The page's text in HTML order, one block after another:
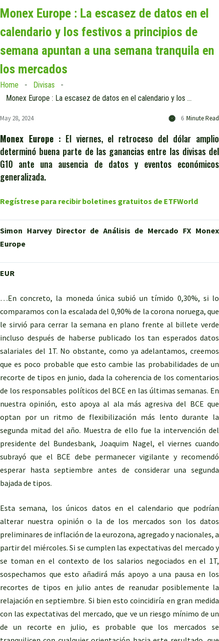
Monex Europe : La escasez de datos en el
calendario y los festivos a principios de
semana apuntan a una semana tranquila en
los mercados
Home
Divisas
Monex Europe : La escasez de datos en el calendario y los festivos a principios de semana apuntan a una semana tranquila en los mercados
May 28, 2024 6 Minute Read
Monex Europe : El viernes, el retroceso del dólar amplio
determinó buena parte de las ganancias entre las divisas del
G10 ante una ausencia de datos y eventos económicos
generalizada.
Regístrese para recibir boletines gratuitos de ETFWorld
Simon Harvey Director de Análisis de Mercado FX Monex
Europe
EUR
…En concreto, la moneda única subió un tímido 0,30%, si lo
comparamos con la escalada del 0,90% de la corona noruega, que
le sirvió para cerrar la semana en plano frente al billete verde
incluso después de haberse publicado los tan esperados datos
salariales del 1T. No obstante, como ya adelantamos, creemos
que es poco probable que esto cambie las probabilidades de un
recorte de tipos en junio, dada la coherencia de los comentarios
de los responsables políticos del BCE en las últimas semanas. En
nuestra opinión, esto apoya al ala más agresiva del BCE que
optan por un ritmo de flexibilización más lento durante la
segunda mitad del año. Muestra de ello fue la intervención del
presidente del Bundesbank, Joaquim Nagel, el viernes cuando
subrayó que el BCE debe permanecer vigilante y recomendó
esperar hasta septiembre antes de considerar una segunda
bajada de tipos.
Esta semana, los únicos datos en el calendario que podrían
alterar nuestra opinión o la de los mercados son los datos
preliminares de inflación de la eurozona, agregado y nacionales, a
partir del miércoles. Si se cumplen las expectativas del mercado y
se toman en el contexto de los salarios negociados en el 1T,
sospechamos que esto añadirá más apoyo a una pausa en los
recortes de tipos en julio antes de reanudar posiblemente la
relajación en septiembre. Si bien esto coincidiría en gran medida
con las expectativas del mercado, que ve un riesgo mínimo de un
de un recorte en julio, es probable que los mercados se